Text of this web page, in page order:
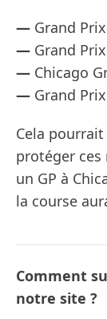
— Grand
— Grand
— Chicago
— Grand
Cela
protéger
un GP à
la course
Comment
notre site ?